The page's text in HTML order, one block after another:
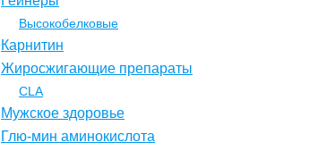
Высокобелковые
Карнитин
Жиросжигающие препараты
CLA
Мужское здоровье
Глю-мин аминокислота